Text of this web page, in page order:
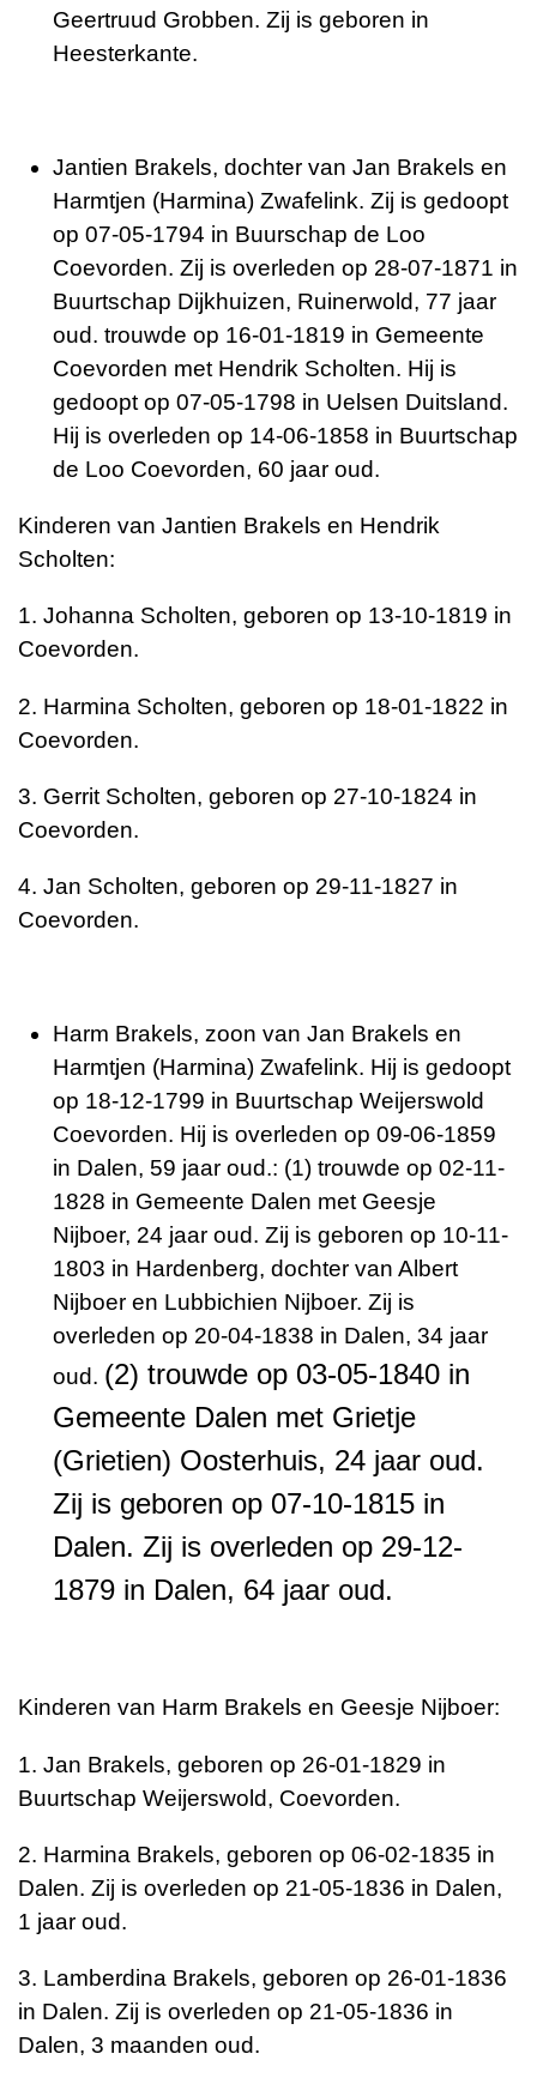
Geertruud Grobben. Zij is geboren in
Heesterkante.
Jantien Brakels, dochter van Jan Brakels en
Harmtjen (Harmina) Zwafelink. Zij is gedoopt
op 07-05-1794 in Buurschap de Loo
Coevorden. Zij is overleden op 28-07-1871 in
Buurtschap Dijkhuizen, Ruinerwold, 77 jaar
oud. trouwde op 16-01-1819 in Gemeente
Coevorden met Hendrik Scholten. Hij is
gedoopt op 07-05-1798 in Uelsen Duitsland.
Hij is overleden op 14-06-1858 in Buurtschap
de Loo Coevorden, 60 jaar oud.
Kinderen van Jantien Brakels en Hendrik
Scholten:
1. Johanna Scholten, geboren op 13-10-1819 in
Coevorden.
2. Harmina Scholten, geboren op 18-01-1822 in
Coevorden.
3. Gerrit Scholten, geboren op 27-10-1824 in
Coevorden.
4. Jan Scholten, geboren op 29-11-1827 in
Coevorden.
Harm Brakels, zoon van Jan Brakels en
Harmtjen (Harmina) Zwafelink. Hij is gedoopt
op 18-12-1799 in Buurtschap Weijerswold
Coevorden. Hij is overleden op 09-06-1859
in Dalen, 59 jaar oud.: (1) trouwde op 02-11-
1828 in Gemeente Dalen met Geesje
Nijboer, 24 jaar oud. Zij is geboren op 10-11-
1803 in Hardenberg, dochter van Albert
Nijboer en Lubbichien Nijboer. Zij is
overleden op 20-04-1838 in Dalen, 34 jaar
oud. (2) trouwde op 03-05-1840 in
Gemeente Dalen met Grietje
(Grietien) Oosterhuis, 24 jaar oud.
Zij is geboren op 07-10-1815 in
Dalen. Zij is overleden op 29-12-
1879 in Dalen, 64 jaar oud.
Kinderen van Harm Brakels en Geesje Nijboer:
1. Jan Brakels, geboren op 26-01-1829 in
Buurtschap Weijerswold, Coevorden.
2. Harmina Brakels, geboren op 06-02-1835 in
Dalen. Zij is overleden op 21-05-1836 in Dalen,
1 jaar oud.
3. Lamberdina Brakels, geboren op 26-01-1836
in Dalen. Zij is overleden op 21-05-1836 in
Dalen, 3 maanden oud.